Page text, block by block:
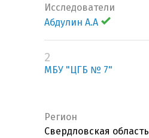
Исследователи
Абдулин А.А
2
МБУ "ЦГБ № 7"
Регион
Свердловская область